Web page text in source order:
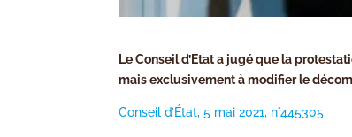
Le Conseil d’Etat a jugé que la
mais exclusivement à modifier le
Conseil d’État, 5 mai 2021, n°445305